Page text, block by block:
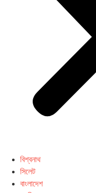
বিশ্বনাথ
সিলেট
বাংলাদেশ